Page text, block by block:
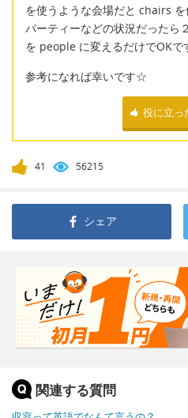
を使うような会場だと chairs
パーティーなどの状況だったら
を people に変えるだけでOKで
参考になれば幸いです☆
役に立っ
41 56215
シェア
関連する質問